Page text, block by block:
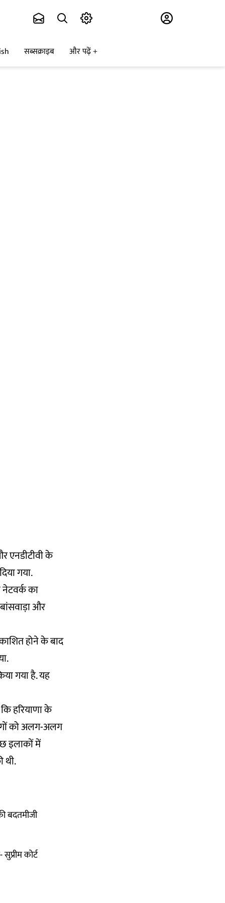
सब्सक्राइब और पढ़ें
एनडीटीवी के
गया.
नेटवर्क का
और
होने के बाद
गया है. यह
हरियाणा के
को अलग-अलग
इलाकों में
थी.
बदतमीजी
कोर्ट